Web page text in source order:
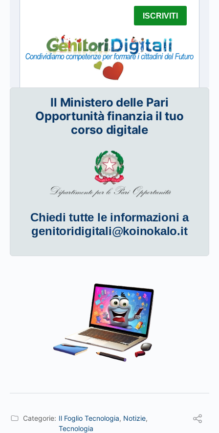
Il Ministero delle Pari
Opportunità finanzia il tuo
corso digitale
Chiedi tutte le informazioni a
genitoridigitali@koinokalo.it
Categorie: Il Foglio Tecnologia, Notizie,
Tecnologia